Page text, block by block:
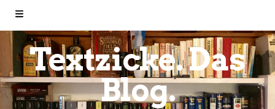
Textzicke. Das
Blog.